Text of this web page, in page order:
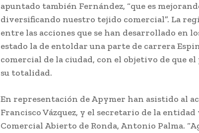
apuntado también Fernández, “que es
diversificando nuestro tejido comercial”. La
entre las acciones que se han desarrollado en
estado la de entoldar una parte de carrera
comercial de la ciudad, con el objetivo de que
su totalidad.
En representación de Apymer han asistido al
Francisco Vázquez, y el secretario de la
Comercial Abierto de Ronda, Antonio Palma.